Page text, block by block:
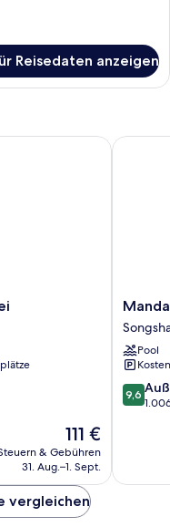
Reisedaten anzeigen
Der
Preis
beträgt
111 €
& Gebühren
31. Aug.–1. Sept.
Taipei
Pool
9.6
von
9,6
vergleichen